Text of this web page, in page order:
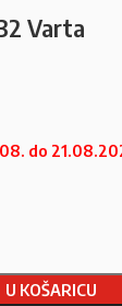
Varta
do
U KOŠARICU